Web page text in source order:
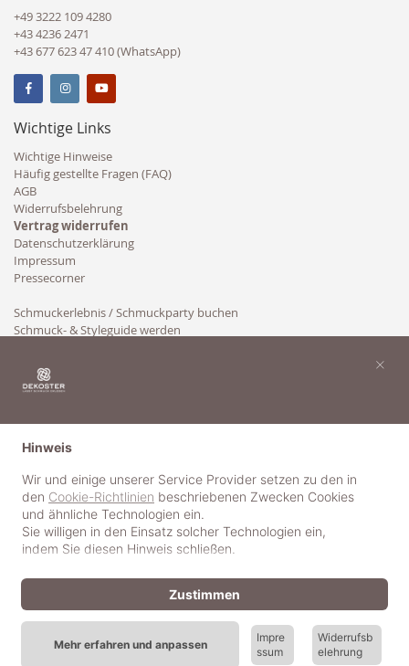
+49 3222 109 4280
+43 4236 2471
+43 677 623 47 410 (WhatsApp)
Wichtige Links
Wichtige Hinweise
Häufig gestellte Fragen (FAQ)
AGB
Widerrufsbelehrung
Vertrag widerrufen
Datenschutzerklärung
Impressum
Pressecorner
Schmuckerlebnis / Schmuckparty buchen
Schmuck- & Styleguide werden
© 2018-2025 dekoster GmbH
Hinweis
Wir und einige unserer Service Provider setzen zu den in
den Cookie-Richtlinien beschriebenen Zwecken Cookies
und ähnliche Technologien ein.
Sie willigen in den Einsatz solcher Technologien ein,
indem Sie diesen Hinweis schließen.
Mehr erfahren und anpassen
Impre
ssum
Widerrufsb
elehrung
Zustimmen
×